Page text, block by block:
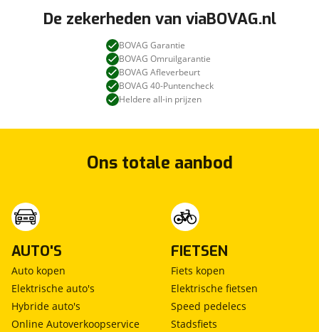
De zekerheden van viaBOVAG.nl
BOVAG Garantie
BOVAG Omruilgarantie
BOVAG Afleverbeurt
BOVAG 40-Puntencheck
Heldere all-in prijzen
Ons totale aanbod
AUTO'S
Auto kopen
Elektrische auto's
Hybride auto's
Online Autoverkoopservice
FIETSEN
Fiets kopen
Elektrische fietsen
Speed pedelecs
Stadsfiets